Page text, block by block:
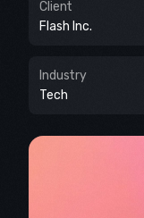
Client
Flash Inc.
Industry
Tech